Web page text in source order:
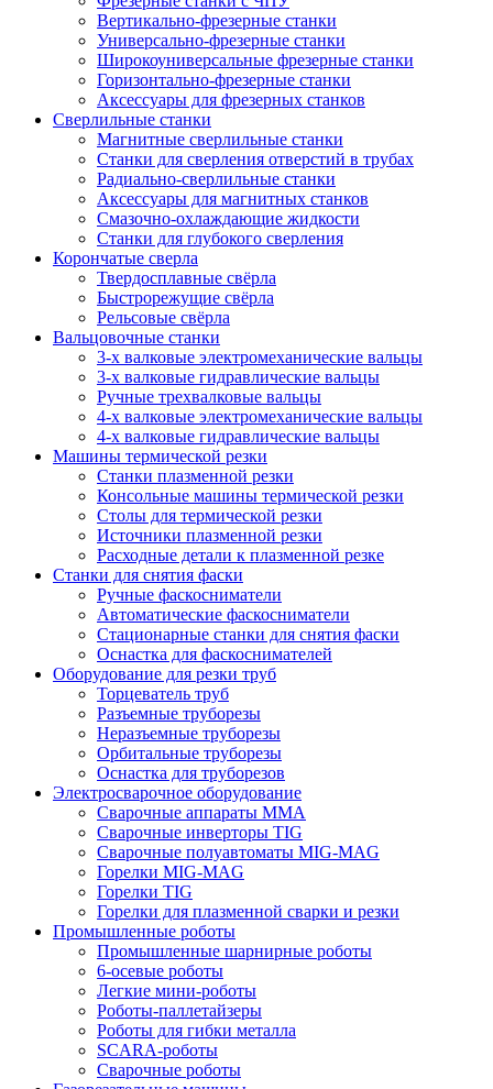
Вертикально-фрезерные станки
Универсально-фрезерные станки
Широкоуниверсальные фрезерные станки
Горизонтально-фрезерные станки
Аксессуары для фрезерных станков
Сверлильные станки
Магнитные сверлильные станки
Станки для сверления отверстий в трубах
Радиально-сверлильные станки
Аксессуары для магнитных станков
Смазочно-охлаждающие жидкости
Станки для глубокого сверления
Корончатые сверла
Твердосплавные свёрла
Быстрорежущие свёрла
Рельсовые свёрла
Вальцовочные станки
3-х валковые электромеханические вальцы
3-х валковые гидравлические вальцы
Ручные трехвалковые вальцы
4-х валковые электромеханические вальцы
4-х валковые гидравлические вальцы
Машины термической резки
Станки плазменной резки
Консольные машины термической резки
Столы для термической резки
Источники плазменной резки
Расходные детали к плазменной резке
Станки для снятия фаски
Ручные фаскосниматели
Автоматические фаскосниматели
Стационарные станки для снятия фаски
Оснастка для фаскоснимателей
Оборудование для резки труб
Торцеватель труб
Разъемные труборезы
Неразъемные труборезы
Орбитальные труборезы
Оснастка для труборезов
Электросварочное оборудование
Сварочные аппараты MMA
Сварочные инверторы TIG
Сварочные полуавтоматы MIG-MAG
Горелки MIG-MAG
Горелки TIG
Горелки для плазменной сварки и резки
Промышленные роботы
Промышленные шарнирные роботы
6-осевые роботы
Легкие мини-роботы
Роботы-паллетайзеры
Роботы для гибки металла
SCARA-роботы
Сварочные роботы